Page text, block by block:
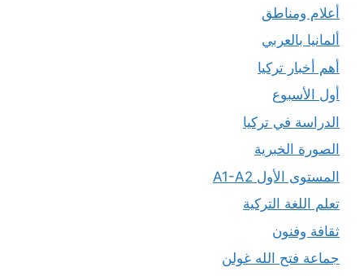
أعلام ومناطق
ألمانيا بالعربي
أهم أخبار تركيا
أول الأسبوع
الدراسة في تركيا
الصورة الخبرية
المستوى الأول A1-A2
تعلم اللغة التركية
ثقافة وفنون
جماعة فتح الله غولن